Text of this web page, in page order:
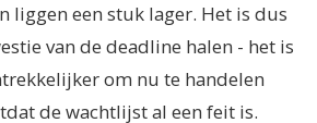
liggen een stuk lager. Het is dus
van de deadline halen - het is
om nu te handelen
de wachtlijst al een feit is.